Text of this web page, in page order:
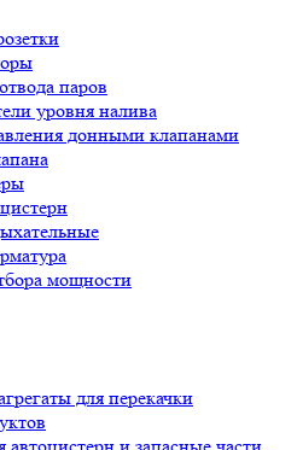
паров
уровня налива
донными клапанами
мощности
для перекачки